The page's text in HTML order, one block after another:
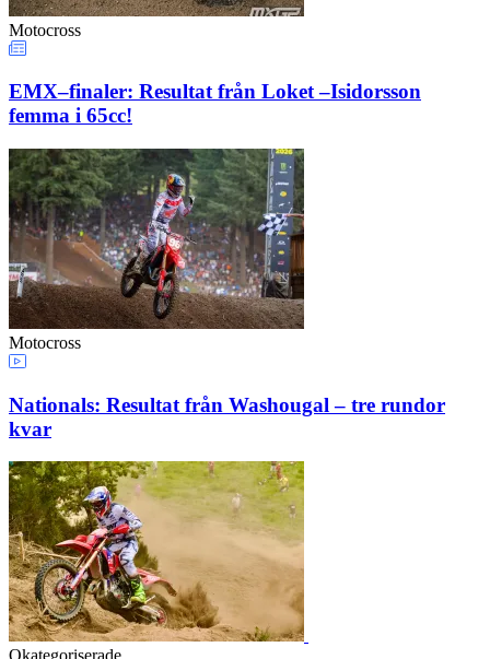
Motocross
EMX–finaler: Resultat från Loket –Isidorsson
femma i 65cc!
Motocross
Nationals: Resultat från Washougal – tre rundor
kvar